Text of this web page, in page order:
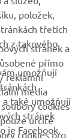
a zjistěte, jak
osobních údajů
položek,
třetích
z takového
umožňují
také umožňují
stránek
Facebook.
stránek a
přímo
reklamní
média
cookies
určité
cookies pro